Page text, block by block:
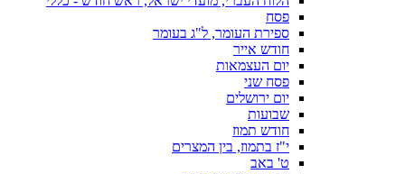
פסח
ספירת העומר, ל"ג בעומר
חודש אייר
יום העצמאות
פסח שני
יום ירושלים
שבועות
חודש תמוז
י"ז בתמוז, בין המצרים
ט' באב